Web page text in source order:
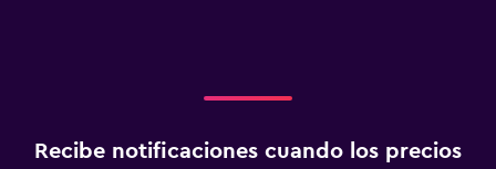
Recibe notificaciones cuando los precios